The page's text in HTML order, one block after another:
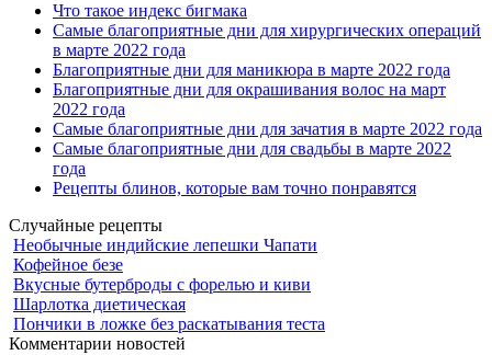
Что такое индекс бигмака
Самые благоприятные дни для хирургических операций
в марте 2022 года
Благоприятные дни для маникюра в марте 2022 года
Благоприятные дни для окрашивания волос на март
2022 года
Самые благоприятные дни для зачатия в марте 2022 года
Самые благоприятные дни для свадьбы в марте 2022
года
Рецепты блинов, которые вам точно понравятся
Случайные рецепты
Необычные индийские лепешки Чапати
Кофейное безе
Вкусные бутерброды с форелью и киви
Шарлотка диетическая
Пончики в ложке без раскатывания теста
Комментарии новостей